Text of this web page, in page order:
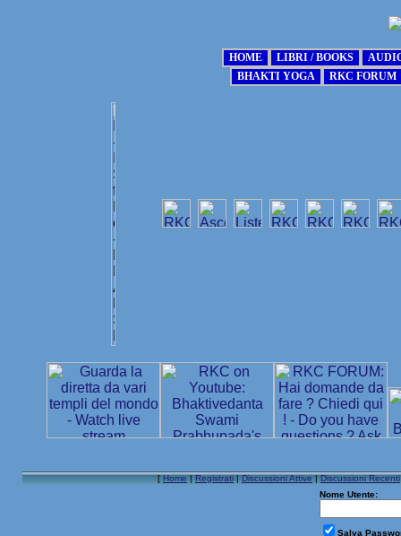
[Home|Registrati|Discussioni Attive|Discussioni Recenti
Nome Utente:
Salva